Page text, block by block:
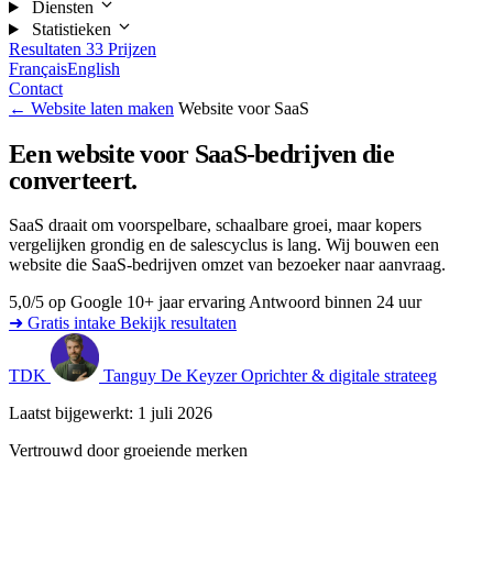
Diensten
Statistieken
Resultaten 33 Prijzen
FrançaisEnglish
Contact
← Website laten maken Website voor SaaS
Een website voor SaaS-bedrijven die
converteert.
SaaS draait om voorspelbare, schaalbare groei, maar kopers
vergelijken grondig en de salescyclus is lang. Wij bouwen een
website die SaaS-bedrijven omzet van bezoeker naar aanvraag.
5,0/5 op Google 10+ jaar ervaring Antwoord binnen 24 uur
➜ Gratis intake Bekijk resultaten
TDK Tanguy De Keyzer Oprichter & digitale strateeg
Laatst bijgewerkt: 1 juli 2026
Vertrouwd door groeiende merken